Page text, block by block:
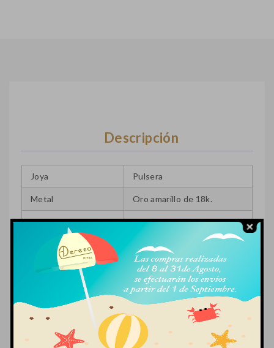
Descripción
Joya Pulsera
Metal Oro amarillo de 18k.
Piedra –
Reasa
Medida 17 + 3cm.
1,7 gr.
0331-PL